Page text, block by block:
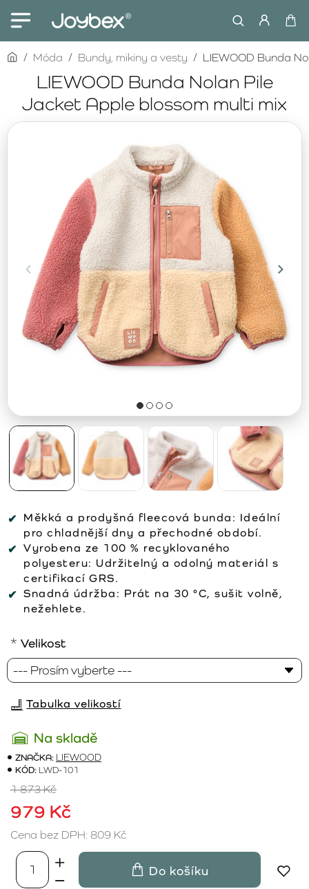
LIEWOOD Bunda Nolan Pile
Jacket Apple blossom multi mix
homeMóda Bundy, mikiny a vesty LIEWOOD Bunda
Měkká a prodyšná fleecová bunda: Ideální
pro chladnější dny a přechodné období.
Vyrobena ze 100 % recyklovaného
polyesteru: Udržitelný a odolný materiál s
certifikací GRS.
Snadná údržba: Prát na 30 °C, sušit volně,
nežehlete.
Na skladě
ZNAČKA: LIEWOOD
KÓD: LWD-101
979 Kč
1 873 Kč
Cena bez DPH: 809 Kč
Velikost
Do košíku
Tabulka velikostí